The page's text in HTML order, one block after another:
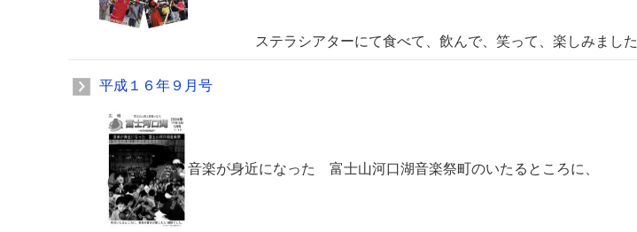
ステラシアターにて食べて、飲んで、笑って、楽しみました
平成１６年９月号
音楽が身近になった 富士山河口湖音楽祭町のいたるところに、